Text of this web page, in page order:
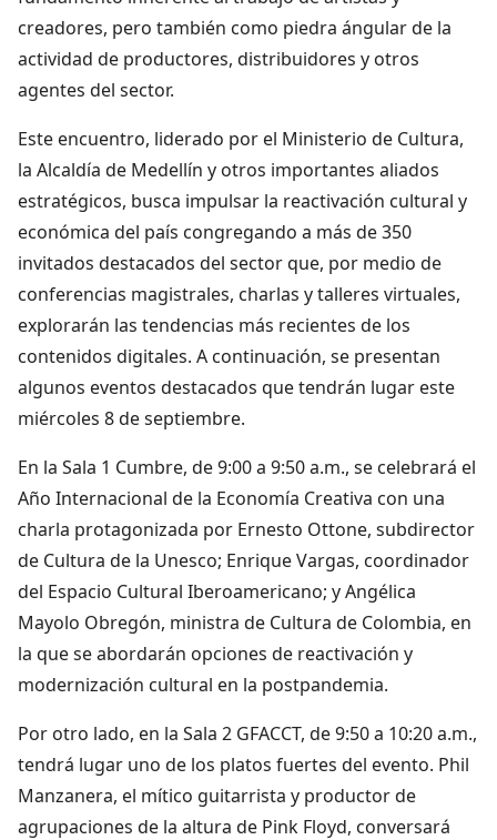
creadores, pero también como piedra ángular de la
actividad de productores, distribuidores y otros
agentes del sector.
Este encuentro, liderado por el Ministerio de Cultura,
la Alcaldía de Medellín y otros importantes aliados
estratégicos, busca impulsar la reactivación cultural y
económica del país congregando a más de 350
invitados destacados del sector que, por medio de
conferencias magistrales, charlas y talleres virtuales,
explorarán las tendencias más recientes de los
contenidos digitales. A continuación, se presentan
algunos eventos destacados que tendrán lugar este
miércoles 8 de septiembre.
En la Sala 1 Cumbre, de 9:00 a 9:50 a.m., se celebrará el
Año Internacional de la Economía Creativa con una
charla protagonizada por Ernesto Ottone, subdirector
de Cultura de la Unesco; Enrique Vargas, coordinador
del Espacio Cultural Iberoamericano; y Angélica
Mayolo Obregón, ministra de Cultura de Colombia, en
la que se abordarán opciones de reactivación y
modernización cultural en la postpandemia.
Por otro lado, en la Sala 2 GFACCT, de 9:50 a 10:20 a.m.,
tendrá lugar uno de los platos fuertes del evento. Phil
Manzanera, el mítico guitarrista y productor de
agrupaciones de la altura de Pink Floyd, conversará